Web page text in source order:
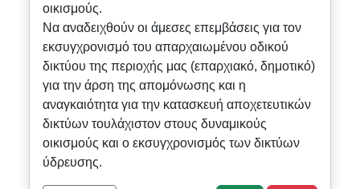
οικισμούς.
Να αναδειχθούν οι άμεσες επεμβάσεις για τον
εκσυγχρονισμό του απαρχαιωμένου οδικού
δικτύου της περιοχής μας (επαρχιακό, δημοτικό)
για την άρση της απομόνωσης και η
αναγκαιότητα για την κατασκευή αποχετευτικών
δικτύων τουλάχιστον στους δυναμικούς
οικισμούς και ο εκσυγχρονισμός των δικτύων
ύδρευσης.